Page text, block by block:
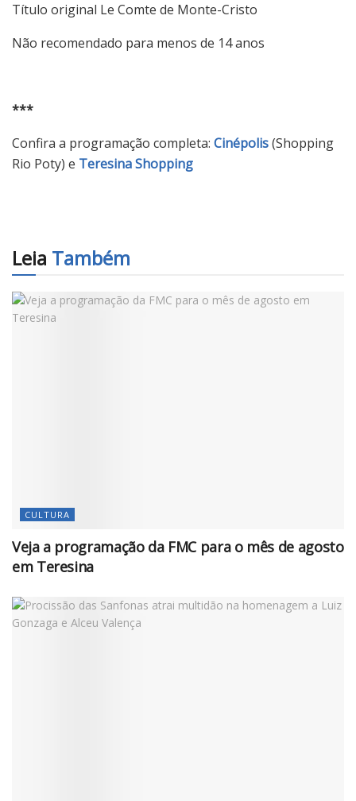
Título original Le Comte de Monte-Cristo
Não recomendado para menos de 14 anos
***
Confira a programação completa: Cinépolis(Shopping
Rio Poty) e Teresina Shopping
Leia Também
CULTURA
Veja a programação da FMC para o mês de agosto
em Teresina